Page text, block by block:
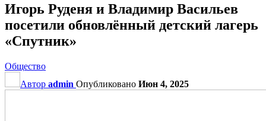
Игорь Руденя и Владимир Васильев
посетили обновлённый детский лагерь
«Спутник»
Общество
Автор admin Опубликовано Июн 4, 2025